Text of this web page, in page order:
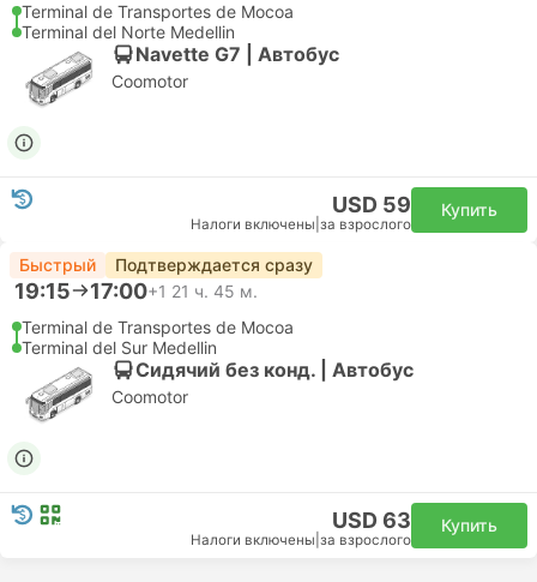
Terminal de Transportes de Mocoa
Terminal del Norte Medellin
Navette G7 | Автобус
Coomotor
USD 59
Налоги включены за взрослого
Купить
Быстрый Подтверждается сразу
19:15 17:00+1 21 ч. 45 м.
Terminal de Transportes de Mocoa
Terminal del Sur Medellin
Сидячий без конд. | Автобус
Coomotor
USD 63
Налоги включены за взрослого
Купить